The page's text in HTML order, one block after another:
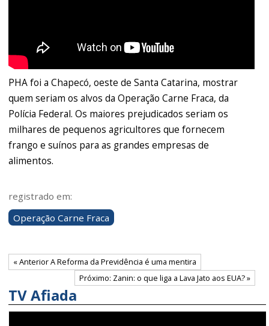
PHA foi a Chapecó, oeste de Santa Catarina, mostrar
quem seriam os alvos da Operação Carne Fraca, da
Polícia Federal. Os maiores prejudicados seriam os
milhares de pequenos agricultores que fornecem
frango e suínos para as grandes empresas de
alimentos.
registrado em:
Operação Carne Fraca
« Anterior A Reforma da Previdência é uma mentira
Próximo: Zanin: o que liga a Lava Jato aos EUA? »
TV Afiada